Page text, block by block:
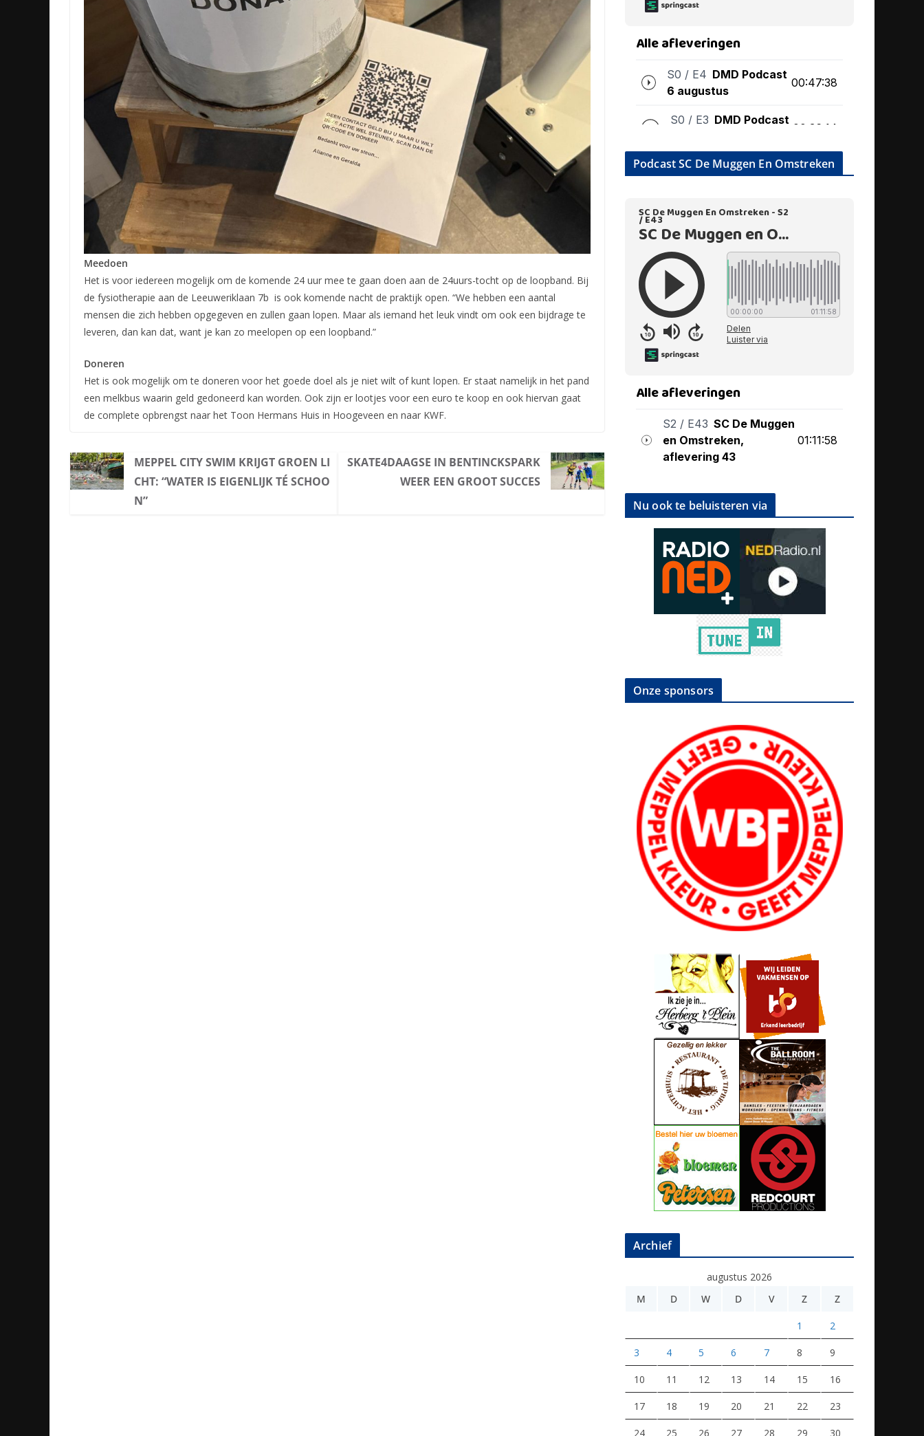
Meedoen
Het is voor iedereen mogelijk om de komende 24 uur mee te gaan doen aan de 24uurs-tocht op de loopband. Bij
de fysiotherapie aan de Leeuweriklaan 7b is ook komende nacht de praktijk open. “We hebben een aantal
mensen die zich hebben opgegeven en zullen gaan lopen. Maar als iemand het leuk vindt om ook een bijdrage te
leveren, dan kan dat, want je kan zo meelopen op een loopband.”
Doneren
Het is ook mogelijk om te doneren voor het goede doel als je niet wilt of kunt lopen. Er staat namelijk in het pand
een melkbus waarin geld gedoneerd kan worden. Ook zijn er lootjes voor een euro te koop en ook hiervan gaat
de complete opbrengst naar het Toon Hermans Huis in Hoogeveen en naar KWF.
MEPPEL CITY SWIM KRIJGT GROEN LI
CHT: “WATER IS EIGENLIJK TÉ SCHOO
N”
SKATE4DAAGSE IN BENTINCKSPARK
WEER EEN GROOT SUCCES
Podcast SC De Muggen En Omstreken
Nu ook te beluisteren via
Onze sponsors
Archief
augustus 2026
M
D W D V Z Z
1 2
3 4 5 6 7 8 9
10 11 12 13 14 15 16
17 18 19 20 21 22 23
24 25 26 27 28 29 30